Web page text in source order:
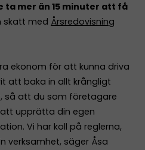
ta mer än 15 minuter att få
skatt med Årsredovisning
ekonom för att kunna driva
att baka in allt krångligt
så att du som företagare
upprätta din egen
Vi har koll på reglerna,
verksamhet, säger Åsa